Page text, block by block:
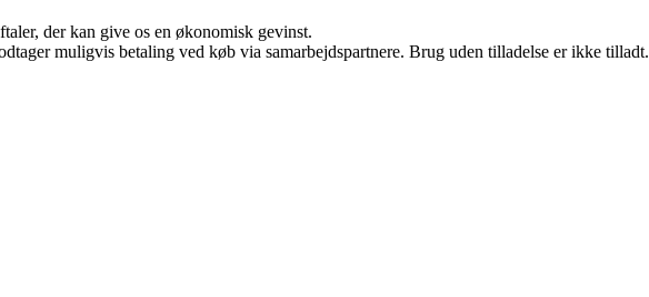
der kan give os en økonomisk gevinst.
muligvis betaling ved køb via samarbejdspartnere. Brug uden tilladelse er ikke tilladt.